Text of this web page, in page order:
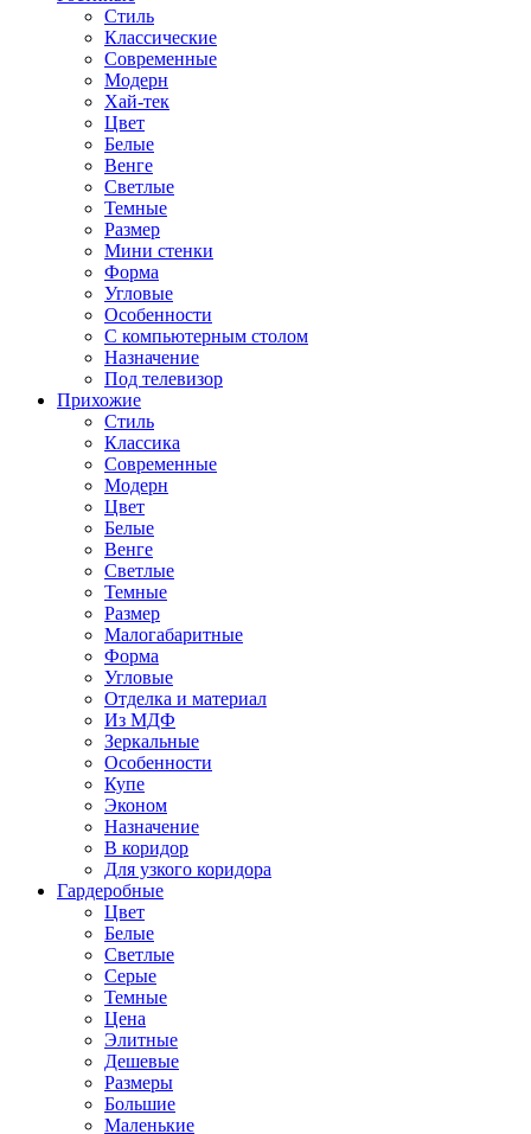
Стиль
Классические
Современные
Модерн
Хай-тек
Цвет
Белые
Венге
Светлые
Темные
Размер
Мини стенки
Форма
Угловые
Особенности
С компьютерным столом
Назначение
Под телевизор
Прихожие
Стиль
Классика
Современные
Модерн
Цвет
Белые
Венге
Светлые
Темные
Размер
Малогабаритные
Форма
Угловые
Отделка и материал
Из МДФ
Зеркальные
Особенности
Купе
Эконом
Назначение
В коридор
Для узкого коридора
Гардеробные
Цвет
Белые
Светлые
Серые
Темные
Цена
Элитные
Дешевые
Размеры
Большие
Маленькие